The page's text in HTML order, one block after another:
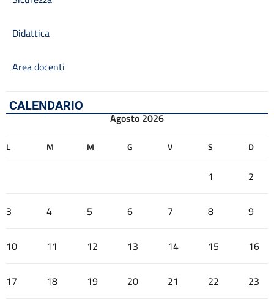
Didattica
Area docenti
CALENDARIO
Agosto 2026
L M M G V S D
1 2
3 4 5 6 7 8 9
10 11 12 13 14 15 16
17 18 19 20 21 22 23